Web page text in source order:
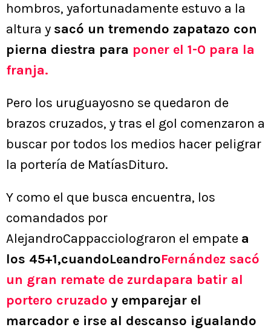
hombros, yafortunadamente estuvo a la
altura y sacó un tremendo zapatazo con
pierna diestra para poner el 1-0 para la
franja.
Pero los uruguayosno se quedaron de
brazos cruzados, y tras el gol comenzaron a
buscar por todos los medios hacer peligrar
la portería de MatíasDituro.
Y como el que busca encuentra, los
comandados por
AlejandroCappacciolograron el empate a
los 45+1,cuandoLeandroFernández sacó
un gran remate de zurdapara batir al
portero cruzado y emparejar el
marcador e irse al descanso igualando